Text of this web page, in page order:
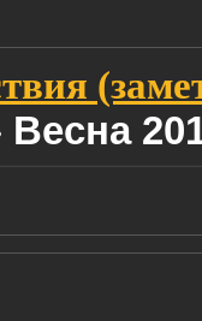
Весна